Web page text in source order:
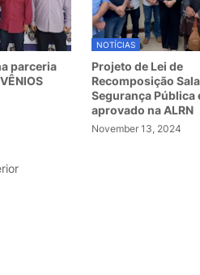
parceria
NOTÍCIAS
Projeto de Lei de
Recomposição
Segurança Pública
aprovado na ALRN
November 13, 2024